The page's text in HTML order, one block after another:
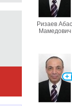
Ризаев Абас
Мамедович
+